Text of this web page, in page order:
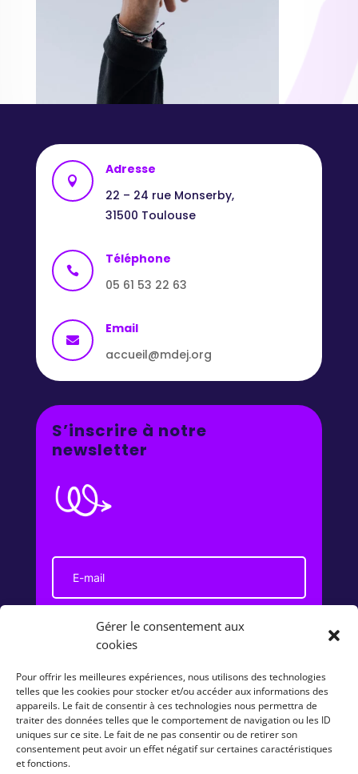
Gérer le consentement aux
cookies
Pour offrir les meilleures expériences, nous utilisons des technologies
telles que les cookies pour stocker et/ou accéder aux informations des
appareils. Le fait de consentir à ces technologies nous permettra de
traiter des données telles que le comportement de navigation ou les ID
uniques sur ce site. Le fait de ne pas consentir ou de retirer son
consentement peut avoir un effet négatif sur certaines caractéristiques
et fonctions.

Adresse
22 – 24 rue Monserby,
31500 Toulouse

Téléphone
05 61 53 22 63

Email
accueil@mdej.org
S’inscrire à notre
newsletter
J'accepte de recevoir la newsletter et
reconnais avoir pris connaissance de la
S'abonner